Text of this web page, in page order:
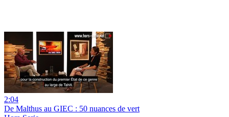
2:04
De Malthus au GIEC : 50 nuances de vert